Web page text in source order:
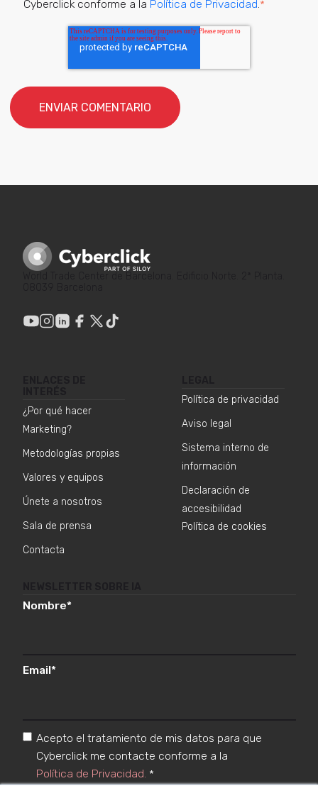
Cyberclick conforme a la Política de Privacidad.*
¿Por qué hacer
Marketing?
Metodologías propias
Valores y equipos
Únete a nosotros
Sala de prensa
Contacta
Política de privacidad
Aviso legal
Sistema interno de
información
Declaración de
accesibilidad
Política de cookies
Nombre*
Email*
Acepto el tratamiento de mis datos para que
Cyberclick me contacte conforme a la
Política de Privacidad. *